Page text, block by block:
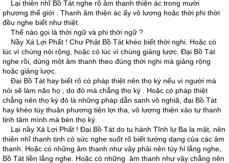
Lại thiên nhĩ Bồ Tát nghe rõ âm thanh thiện ác trong mười
phương thế giới . Thanh âm thiện ác ấy vô lượng hoặc thời phi thời
đều nghe biết như thiệt.
Thế nào gọi là thời ngữ và phi thời ngữ ?
Nầy Xá Lợi Phất ! Chư Phật Bồ Tát khéo biết thời nghi. Hoặc có
lúc vì chúng nói rộng, hoặc có lúc vì chúng giảng lược. Ðại Bồ Tát
nghe rồi, dùng một âm thanh theo đúng thời nghi mà giảng rộng
hoặc giảng lược.
Ðại Bồ Tát hay biết rõ có pháp thiệt nên thọ ký nếu vì người mà
nói sẽ làm não họ , do đó mà chẳng thọ ký . Hoặc có pháp thiệt
chẳng nên thọ ký đó là những pháp dẫn sanh vô nghiã, đại Bồ Tát
hay khéo tùy thuận phương tiện lợi tha, vô lượng thiện xảo tự thanh
tịnh tâm mình mà bèn thọ ký.
Lại nầy Xá Lợi Phất ! Ðại Bồ Tát do tu hành Tĩnh lự Ba la mật, nên
thiên nhĩ thanh tịnh có sức nghe suốt rõ biết tướng dạng của các âm
thanh. Hoặc có những âm thanh như vậy phải nên tùy hỉ lắng nghe,
Bồ Tát liền lắng nghe. Hoặc có những âm thanh như vậy chẳng nên